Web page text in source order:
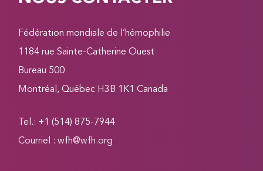
Fédération mondiale de l’hémophilie
1184 rue Sainte-Catherine Ouest
Bureau 500
Montréal, Québec H3B 1K1 Canada
Tel.: +1 (514) 875-7944
Courriel :wfh@wfh.org